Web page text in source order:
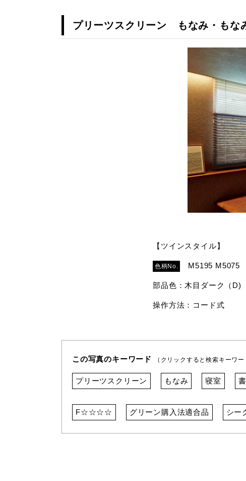
プリーツスクリーン もなみ・もな
【ツインスタイル】
色柄No. M5195 M5075
部品色：木目ダーク（D)
操作方法：コード式
この写真のキーワード （クリックすると検索キーワ
プリーツスクリーン もなみ 寝室
F☆☆☆☆ グリーン購入法適合品 シー